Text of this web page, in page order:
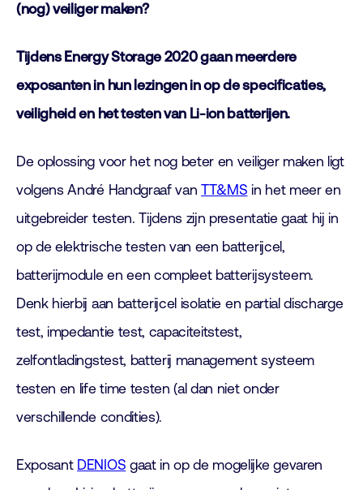
(nog) veiliger maken?
Tijdens Energy Storage 2020 gaan meerdere
exposanten in hun lezingen in op de specificaties,
veiligheid en het testen van Li-ion batterijen.
De oplossing voor het nog beter en veiliger maken ligt
volgens André Handgraaf vanTT&MS in het meer en
uitgebreider testen. Tijdens zijn presentatie gaat hij in
op de elektrische testen van een batterijcel,
batterijmodule en een compleet batterijsysteem.
Denk hierbij aan batterijcel isolatie en partial discharge
test, impedantie test, capaciteitstest,
zelfontladingstest, batterij management systeem
testen en life time testen (al dan niet onder
verschillende condities).
Exposant DENIOS gaat in op de mogelijke gevaren